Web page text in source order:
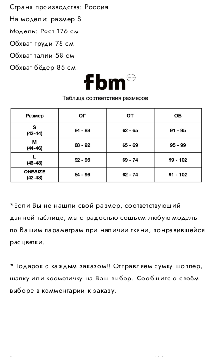
Страна производства: Россия
На модели: размер S
Модель: Рост 176 см
Обхват груди 78 см
Обхват талии 58 см
Обхват бёдер 86 см
*Если Вы не нашли свой размер, соответствующий
данной таблице, мы с радостью сошьем любую модель
по Вашим параметрам при наличии ткани, понравившейся
расцветки.
*Подарок с каждым заказом!! Отправляем сумку шоппер,
шапку или косметичку на Ваш выбор. Сообщите о своём
выборе в комментарии к заказу.